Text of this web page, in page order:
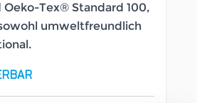
Oeko-Tex® Standard 100,
umweltfreundlich